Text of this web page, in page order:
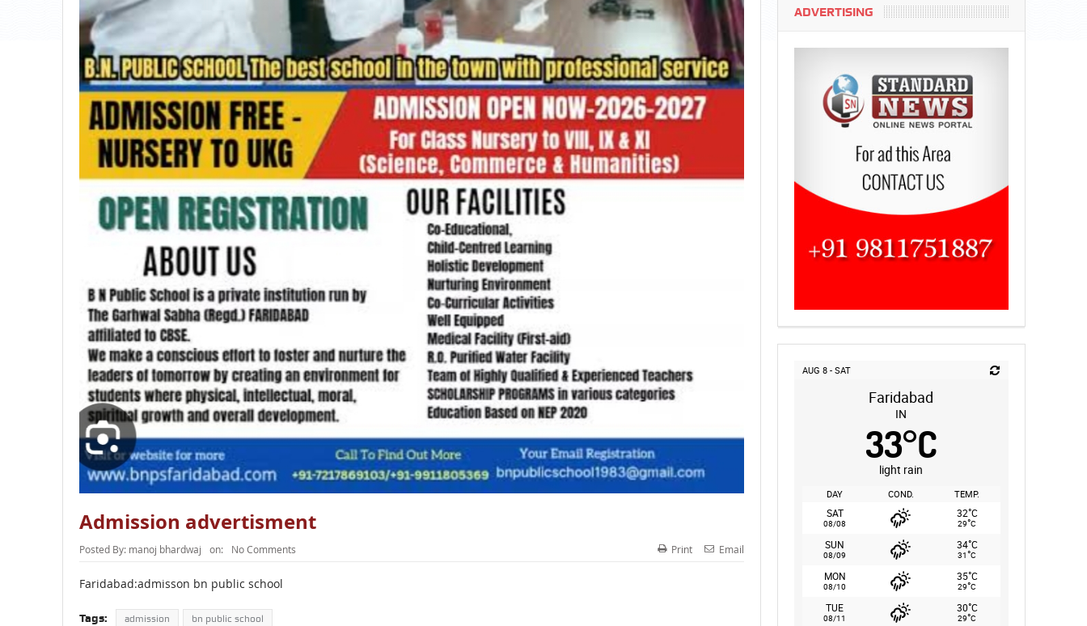
Admission advertisment
Posted By: manoj bhardwaj on: No Comments Print Email
Faridabad:admisson bn public school
Tags: admission bn public school
ADVERTISING
AUG 8 - SAT
Faridabad
IN
33°C
light rain
DAY COND. TEMP.
SAT
08/08
32°C
29°C
SUN
08/09
34°C
31°C
MON
08/10
35°C
29°C
TUE
08/11
30°C
29°C